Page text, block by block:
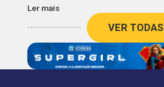
Ler mais
VER TODAS